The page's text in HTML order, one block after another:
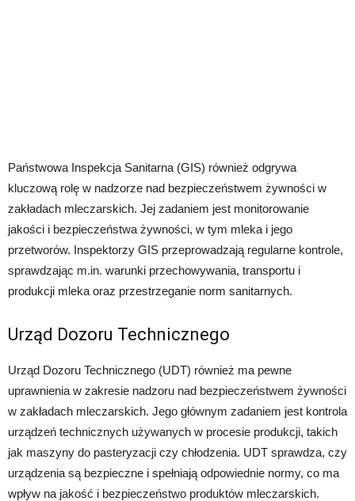
Państwowa Inspekcja Sanitarna (GIS) również odgrywa
kluczową rolę w nadzorze nad bezpieczeństwem żywności w
zakładach mleczarskich. Jej zadaniem jest monitorowanie
jakości i bezpieczeństwa żywności, w tym mleka i jego
przetworów. Inspektorzy GIS przeprowadzają regularne kontrole,
sprawdzając m.in. warunki przechowywania, transportu i
produkcji mleka oraz przestrzeganie norm sanitarnych.
Urząd Dozoru Technicznego
Urząd Dozoru Technicznego (UDT) również ma pewne
uprawnienia w zakresie nadzoru nad bezpieczeństwem żywności
w zakładach mleczarskich. Jego głównym zadaniem jest kontrola
urządzeń technicznych używanych w procesie produkcji, takich
jak maszyny do pasteryzacji czy chłodzenia. UDT sprawdza, czy
urządzenia są bezpieczne i spełniają odpowiednie normy, co ma
wpływ na jakość i bezpieczeństwo produktów mleczarskich.